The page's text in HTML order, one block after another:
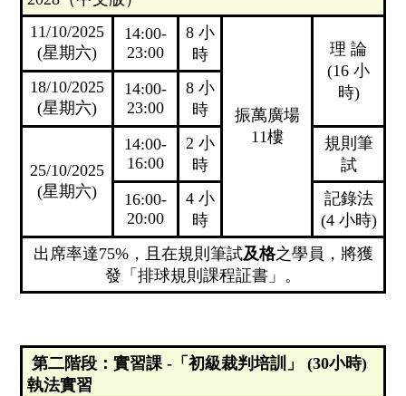
11/10/2025
(星期六)
14:00-
23:00
8 小
時
振萬廣場
11樓
理 論
(16 小
時)
18/10/2025
(星期六)
14:00-
23:00
8 小
時
25/10/2025
(星期六)
14:00-
16:00
2 小
時
規則筆
試
16:00-
20:00
4 小
時
記錄法
(4 小時)
出席率達75%，且在規則筆試及格之學員，將獲
發「排球規則課程証書」。
第二階段：實習課 -「初級裁判培訓」 (30小時)
執法實習